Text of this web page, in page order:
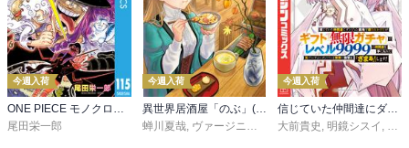
今週入荷
尾田栄一郎
今週入荷
蝉川夏哉 ヴァージニア二等兵 ,転
今週入荷
大前貴史 明鏡シスイ